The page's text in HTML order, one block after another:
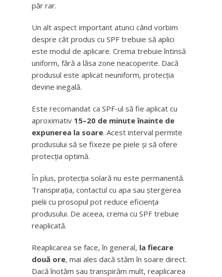
păr rar.
Un alt aspect important atunci când vorbim
despre cât produs cu SPF trebuie să aplici
este modul de aplicare. Crema trebuie întinsă
uniform, fără a lăsa zone neacoperite. Dacă
produsul este aplicat neuniform, protecția
devine inegală.
Este recomandat ca SPF-ul să fie aplicat cu
aproximativ 15–20 de minute înainte de
expunerea la soare. Acest interval permite
produsului să se fixeze pe piele și să ofere
protecția optimă.
În plus, protecția solară nu este permanentă.
Transpirația, contactul cu apa sau ștergerea
pielii cu prosopul pot reduce eficiența
produsului. De aceea, crema cu SPF trebuie
reaplicată.
Reaplicarea se face, în general, la fiecare
două ore, mai ales dacă stăm în soare direct.
Dacă înotăm sau transpirăm mult, reaplicarea